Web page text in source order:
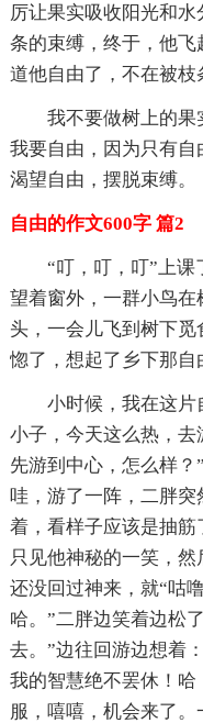
厉让果实吸收阳光和
条的束缚，终于，他
道他自由了，不在被枝
我不要做树上的果
我要自由，因为只有
渴望自由，摆脱束缚。
自由的作文600字 篇2
“叮，叮，叮”上
望着窗外，一群小鸟
头，一会儿飞到树下
惚了，想起了乡下那自
小时候，我在这片
小子，今天这么热，去
先游到中心，怎么样？
哇，游了一阵，二胖
着，看样子应该是抽筋
只见他神秘的一笑，然
还没回过神来，就“咕
哈。”二胖边笑着边松
去。”边往回游边想着
我的智慧绝不罢休！
服，嘻嘻，机会来了